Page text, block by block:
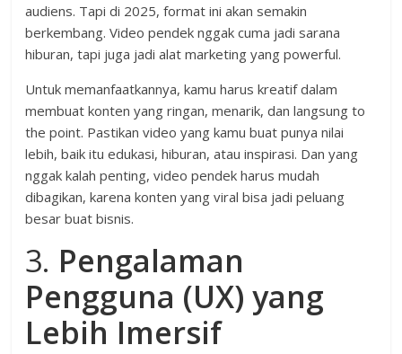
audiens. Tapi di 2025, format ini akan semakin
berkembang. Video pendek nggak cuma jadi sarana
hiburan, tapi juga jadi alat marketing yang powerful.
Untuk memanfaatkannya, kamu harus kreatif dalam
membuat konten yang ringan, menarik, dan langsung to
the point. Pastikan video yang kamu buat punya nilai
lebih, baik itu edukasi, hiburan, atau inspirasi. Dan yang
nggak kalah penting, video pendek harus mudah
dibagikan, karena konten yang viral bisa jadi peluang
besar buat bisnis.
3. Pengalaman
Pengguna (UX) yang
Lebih Imersif